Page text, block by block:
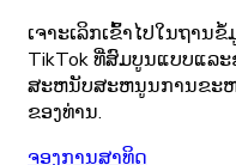
ເຈາະເລິກເຂົ້າໄປໃນຖານ
TikTok ທີ່ສົມບູນແບບແລ
ສະຫນັບສະຫນູນການຂະ
ຂອງທ່ານ.
ຈອງການສາທິດ